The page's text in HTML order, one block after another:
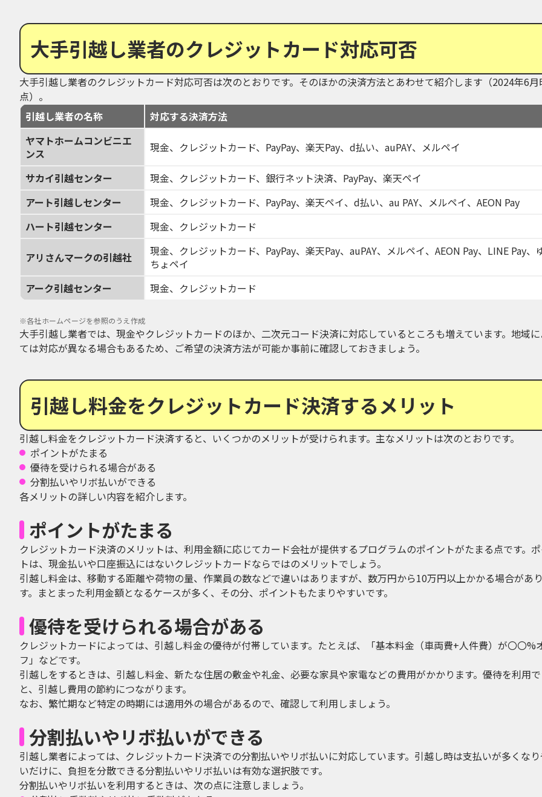
大手引越し業者のクレジットカード対応可否
大手引越し業者のクレジットカード対応可否は次のとおりです。そのほかの決済方法とあわせて紹介します（2024年6月
点）。
引越し業者の名称
対応する決済方法
ヤマトホームコンビニエ
ンス
現金、クレジットカード、PayPay、楽天Pay、d払い、auPAY、メルペイ
サカイ引越センター
現金、クレジットカード、銀行ネット決済、PayPay、楽天ペイ
アート引越しセンター
現金、クレジットカード、PayPay、楽天ペイ、d払い、au PAY、メルペイ、AEON Pay
ハート引越センター
現金、クレジットカード
アリさんマークの引越社
現金、クレジットカード、PayPay、楽天Pay、auPAY、メルペイ、AEON Pay、LINE Pay、
ちょペイ
アーク引越センター
現金、クレジットカード
※各社ホームページを参照のうえ作成
大手引越し業者では、現金やクレジットカードのほか、二次元コード決済に対応しているところも増えています。地域
ては対応が異なる場合もあるため、ご希望の決済方法が可能か事前に確認しておきましょう。
引越し料金をクレジットカード決済するメリット
引越し料金をクレジットカード決済すると、いくつかのメリットが受けられます。主なメリットは次のとおりです。
ポイントがたまる
優待を受けられる場合がある
分割払いやリボ払いができる
各メリットの詳しい内容を紹介します。
ポイントがたまる
クレジットカード決済のメリットは、利用金額に応じてカード会社が提供するプログラムのポイントがたまる点です。
トは、現金払いや口座振込にはないクレジットカードならではのメリットでしょう。
引越し料金は、移動する距離や荷物の量、作業員の数などで違いはありますが、数万円から10万円以上かかる場合があ
す。まとまった利用金額となるケースが多く、その分、ポイントもたまりやすいです。
優待を受けられる場合がある
クレジットカードによっては、引越し料金の優待が付帯しています。たとえば、「基本料金（車両費+人件費）が〇〇%
フ」などです。
引越しをするときは、引越し料金、新たな住居の敷金や礼金、必要な家具や家電などの費用がかかります。優待を利用
と、引越し費用の節約につながります。
なお、繁忙期など特定の時期には適用外の場合があるので、確認して利用しましょう。
分割払いやリボ払いができる
引越し業者によっては、クレジットカード決済での分割払いやリボ払いに対応しています。引越し時は支払いが多くな
いだけに、負担を分散できる分割払いやリボ払いは有効な選択肢です。
分割払いやリボ払いを利用するときは、次の点に注意しましょう。